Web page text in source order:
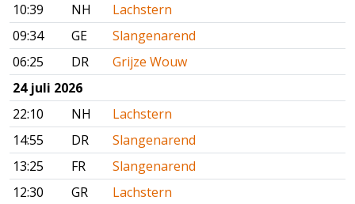
10:39
NH
Lachstern
09:34
GE
Slangenarend
06:25
DR
Grijze Wouw
24 juli 2026
22:10
NH
Lachstern
14:55
DR
Slangenarend
13:25
FR
Slangenarend
12:30
GR
Lachstern